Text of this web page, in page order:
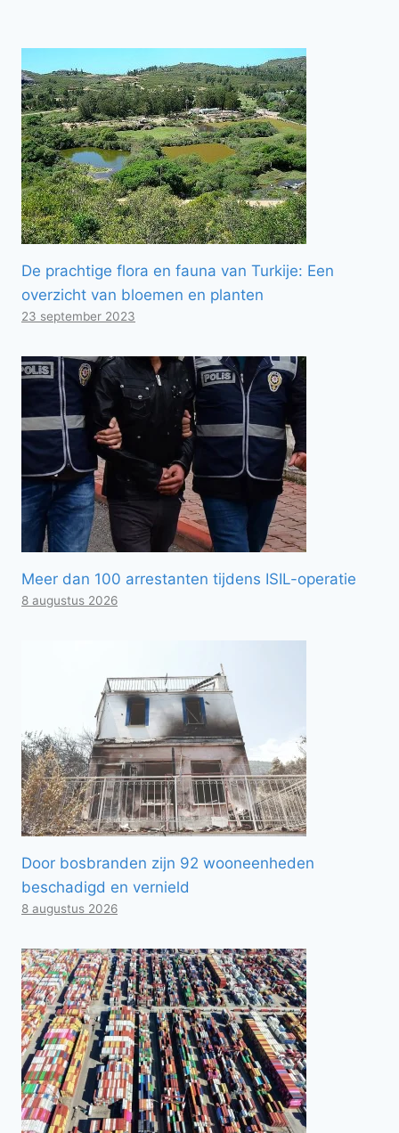
De prachtige flora en fauna van Turkije: Een
overzicht van bloemen en planten
23 september 2023
Meer dan 100 arrestanten tijdens ISIL-operatie
8 augustus 2026
Door bosbranden zijn 92 wooneenheden
beschadigd en vernield
8 augustus 2026